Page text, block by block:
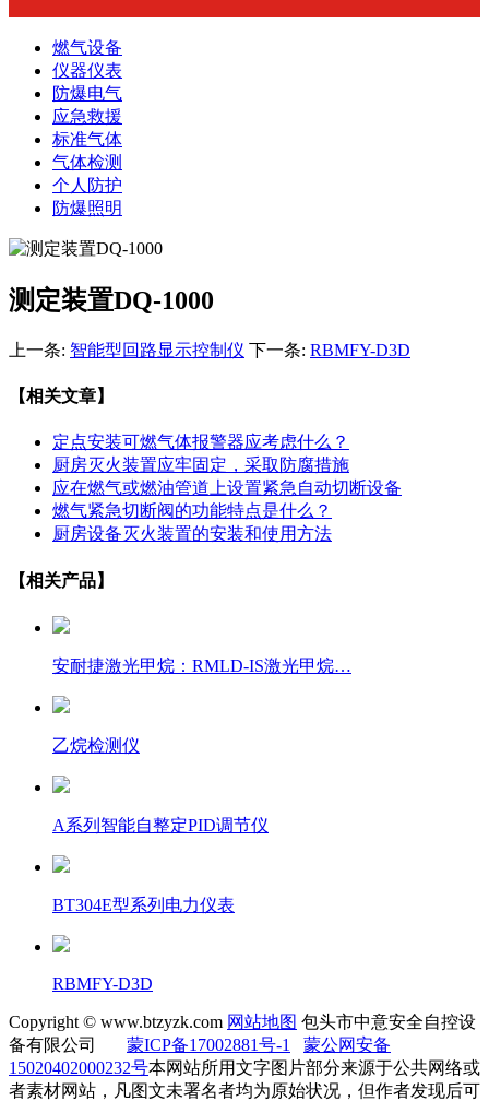
燃气设备
仪器仪表
防爆电气
应急救援
标准气体
气体检测
个人防护
防爆照明
测定装置DQ-1000
上一条: 智能型回路显示控制仪 下一条: RBMFY-D3D
【相关文章】
定点安装可燃气体报警器应考虑什么？
厨房灭火装置应牢固定，采取防腐措施
应在燃气或燃油管道上设置紧急自动切断设备
燃气紧急切断阀的功能特点是什么？
厨房设备灭火装置的安装和使用方法
【相关产品】
安耐捷激光甲烷：RMLD-IS激光甲烷…
乙烷检测仪
A系列智能自整定PID调节仪
BT304E型系列电力仪表
RBMFY-D3D
Copyright © www.btzyzk.com 网站地图 包头市中意安全自控设
备有限公司
蒙ICP备17002881号-1
蒙公网安备
15020402000232号本网站所用文字图片部分来源于公共网络或
者素材网站，凡图文未署名者均为原始状况，但作者发现后可